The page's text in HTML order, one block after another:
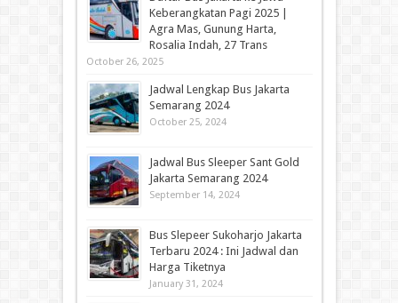
Keberangkatan Pagi 2025 |
Agra Mas, Gunung Harta,
Rosalia Indah, 27 Trans
October 26, 2025
Jadwal Lengkap Bus Jakarta
Semarang 2024
October 25, 2024
Jadwal Bus Sleeper Sant Gold
Jakarta Semarang 2024
September 14, 2024
Bus Slepeer Sukoharjo Jakarta
Terbaru 2024 : Ini Jadwal dan
Harga Tiketnya
January 31, 2024